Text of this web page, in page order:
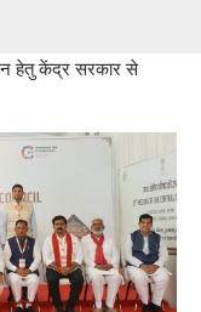
हेतु केंद्र सरकार से